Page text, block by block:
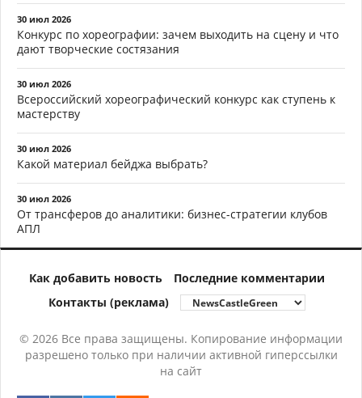
30 июл 2026
Конкурс по хореографии: зачем выходить на сцену и что
дают творческие состязания
30 июл 2026
Всероссийский хореографический конкурс как ступень к
мастерству
30 июл 2026
Какой материал бейджа выбрать?
30 июл 2026
От трансферов до аналитики: бизнес-стратегии клубов
АПЛ
Как добавить новость
Последние комментарии
Контакты (реклама)
© 2026 Все права защищены. Копирование информации
разрешено только при наличии активной гиперссылки
на сайт